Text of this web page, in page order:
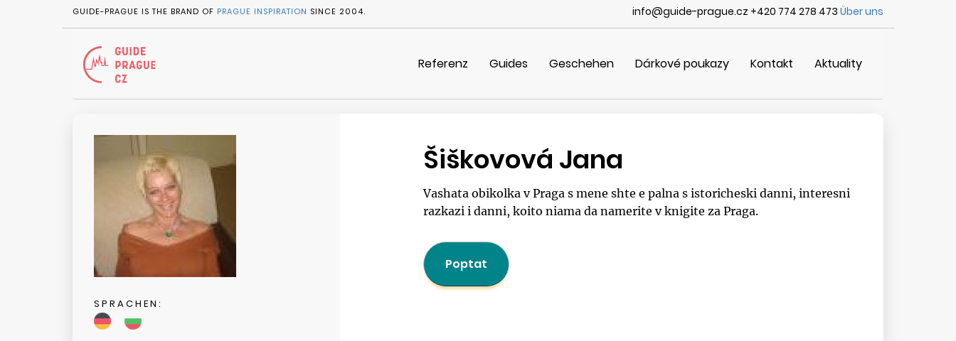
GUIDE-PRAGUE IS THE BRAND OF PRAGUE INSPIRATION SINCE 2004. info@guide-prague.cz +420 774 278 473 Über uns
Referenz Guides Geschehen Dárkové poukazy Kontakt Aktuality
SPRACHEN:
Šiškovová Jana
Vashata obikolka v Praga s mene shte e palna s istoricheski danni, interesni
razkazi i danni, koito niama da namerite v knigite za Praga.
Poptat